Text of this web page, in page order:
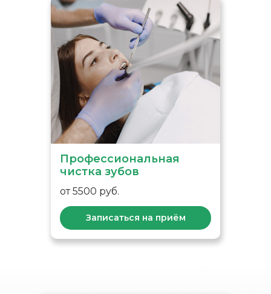
от 5500 руб.
Профессиональная
чистка зубов
Записаться на приём